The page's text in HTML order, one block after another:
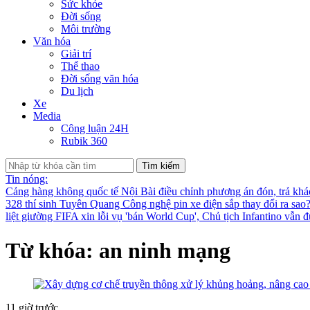
Sức khỏe
Đời sống
Môi trường
Văn hóa
Giải trí
Thể thao
Đời sống văn hóa
Du lịch
Xe
Media
Công luận 24H
Rubik 360
Tìm kiếm
Tin nóng:
Cảng hàng không quốc tế Nội Bài điều chỉnh phương án đón, trả
328 thí sinh Tuyên Quang Công nghệ pin xe điện sắp thay đổi ra
liệt giường FIFA xin lỗi vụ 'bán World Cup', Chủ tịch Infantino vẫn
Từ khóa: an ninh mạng